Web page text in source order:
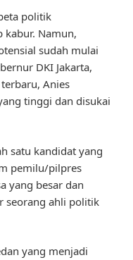
politik
Namun,
sudah mulai
DKI Jakarta,
Anies
tinggi dan disukai
satu kandidat yang
pemilu/pilpres
yang besar dan
seorang ahli politik
yang menjadi